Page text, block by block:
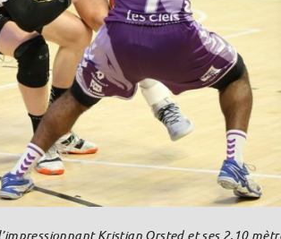
Kristian Orsted et ses 2,10